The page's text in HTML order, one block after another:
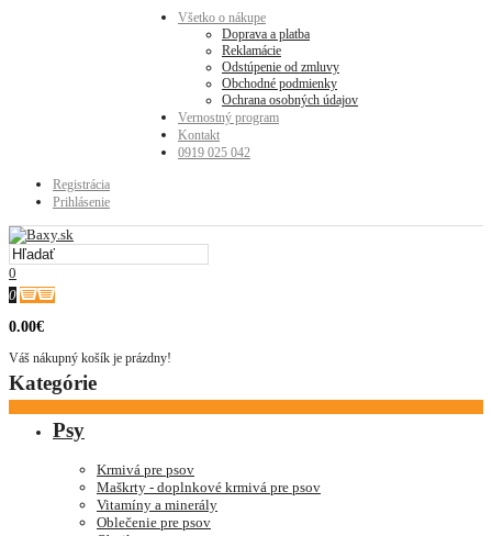
Všetko o nákupe
Doprava a platba
Reklamácie
Odstúpenie od zmluvy
Obchodné podmienky
Ochrana osobných údajov
Vernostný program
Kontakt
0919 025 042
Registrácia
Prihlásenie
0
0
0.00€
Váš nákupný košík je prázdny!
Kategórie
Psy
Krmivá pre psov
Maškrty - doplnkové krmivá pre psov
Vitamíny a minerály
Oblečenie pre psov